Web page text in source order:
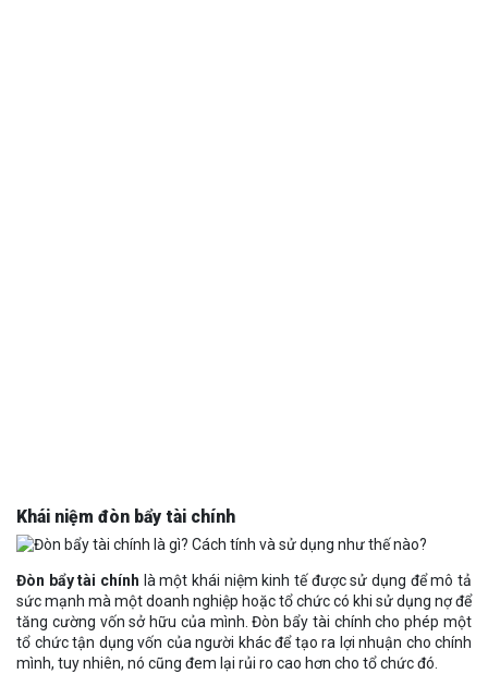
Khái niệm đòn bẩy tài chính
Đòn bẩy tài chính là một khái niệm kinh tế được sử dụng để mô tả
sức mạnh mà một doanh nghiệp hoặc tổ chức có khi sử dụng nợ để
tăng cường vốn sở hữu của mình. Đòn bẩy tài chính cho phép một
tổ chức tận dụng vốn của người khác để tạo ra lợi nhuận cho chính
mình, tuy nhiên, nó cũng đem lại rủi ro cao hơn cho tổ chức đó.